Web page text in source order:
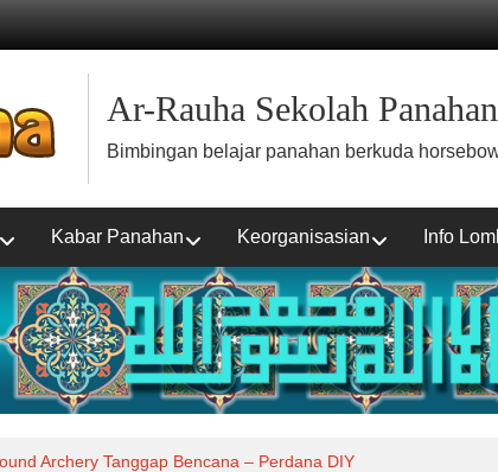
Ar-Rauha Sekolah
Bimbingan belajar panahan berkuda
Kabar Panahan Keorganisasian Info
Archery Tanggap Bencana – Perdana DIY